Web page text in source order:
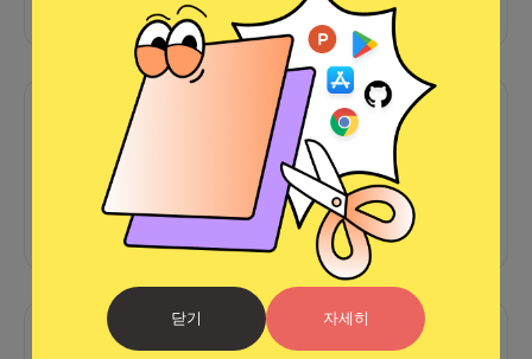
닫기 자세히
포트폴리오
외부 연동 정보가 없습니다
함께한 사람들이 남긴 말